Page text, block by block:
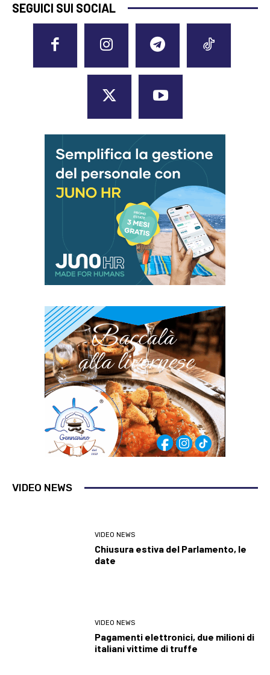
SEGUICI SUI SOCIAL
VIDEO NEWS
VIDEO NEWS
Chiusura estiva del Parlamento, le
date
VIDEO NEWS
Pagamenti elettronici, due milioni di
italiani vittime di truffe